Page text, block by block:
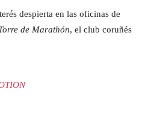
despierta en las oficinas de
de Marathón, el club coruñés